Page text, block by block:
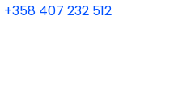
+358 407 232 512